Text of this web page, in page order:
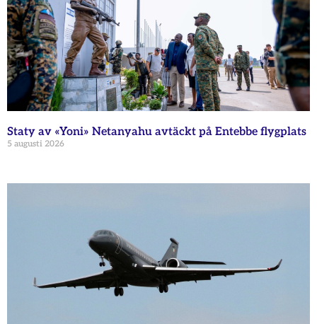
Staty av «Yoni» Netanyahu avtäckt på Entebbe flygplats
5 augusti 2026